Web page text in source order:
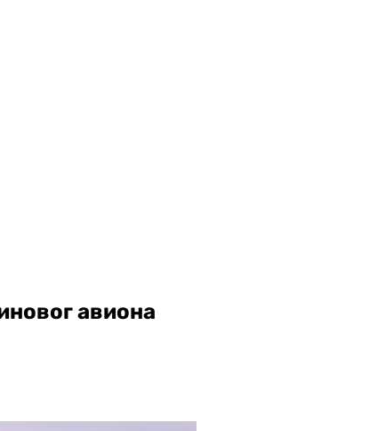
авиона